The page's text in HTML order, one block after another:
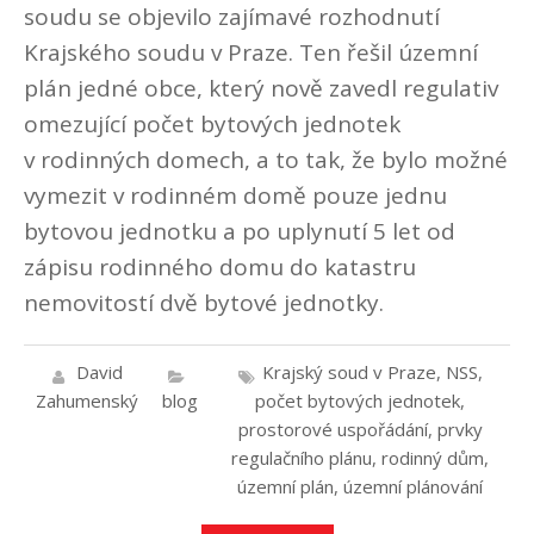
soudu se objevilo zajímavé rozhodnutí
Krajského soudu v Praze. Ten řešil územní
plán jedné obce, který nově zavedl regulativ
omezující počet bytových jednotek
v rodinných domech, a to tak, že bylo možné
vymezit v rodinném domě pouze jednu
bytovou jednotku a po uplynutí 5 let od
zápisu rodinného domu do katastru
nemovitostí dvě bytové jednotky.
David
Zahumenský
blog
Krajský soud v Praze, NSS,
počet bytových jednotek,
prostorové uspořádání, prvky
regulačního plánu, rodinný dům,
územní plán, územní plánování